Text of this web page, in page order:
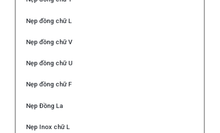
Nẹp đồng chữ L
Nẹp đồng chữ V
Nẹp đồng chữ U
Nẹp đồng chữ F
Nẹp Đồng La
Nẹp Inox chữ L